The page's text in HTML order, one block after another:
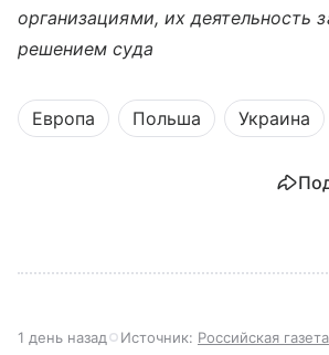
организациями, их деятельность
решением суда
Европа Польша Украина
1 день назад Источник: Российская газета